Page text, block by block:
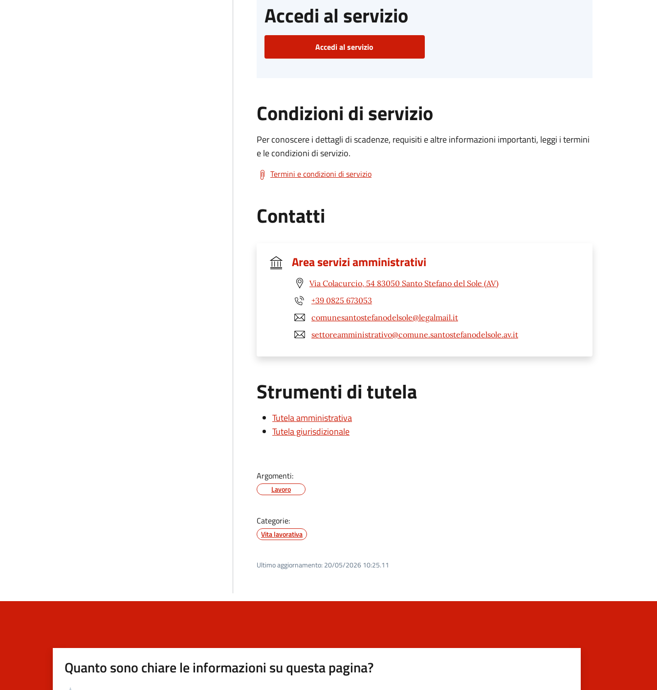
Accedi al servizio
Accedi al servizio
Condizioni di servizio
Per conoscere i dettagli di scadenze, requisiti e altre informazioni importanti, leggi i termini
e le condizioni di servizio.
Termini e condizioni di servizio
Contatti
Area servizi amministrativi
Via Colacurcio, 54 83050 Santo Stefano del Sole (AV)
+39 0825 673053
comunesantostefanodelsole@legalmail.it
settoreamministrativo@comune.santostefanodelsole.av.it
Strumenti di tutela
Tutela amministrativa
Tutela giurisdizionale
Argomenti:
Lavoro
Categorie:
Vita lavorativa
Ultimo aggiornamento: 20/05/2026 10:25.11
Quanto sono chiare le informazioni su questa pagina?